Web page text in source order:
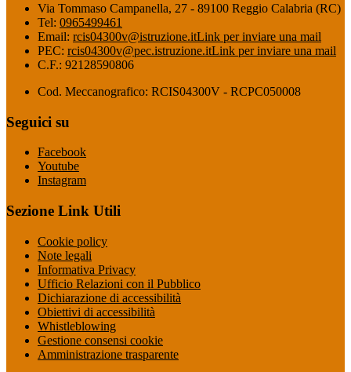
Via Tommaso Campanella, 27 - 89100 Reggio Calabria (RC)
Tel: 0965499461
Email: rcis04300v@istruzione.itLink per inviare una mail
PEC: rcis04300v@pec.istruzione.itLink per inviare una mail
C.F.: 92128590806
Cod. Meccanografico: RCIS04300V - RCPC050008
Seguici su
Facebook
Youtube
Instagram
Sezione Link Utili
Cookie policy
Note legali
Informativa Privacy
Ufficio Relazioni con il Pubblico
Dichiarazione di accessibilità
Obiettivi di accessibilità
Whistleblowing
Gestione consensi cookie
Amministrazione trasparente